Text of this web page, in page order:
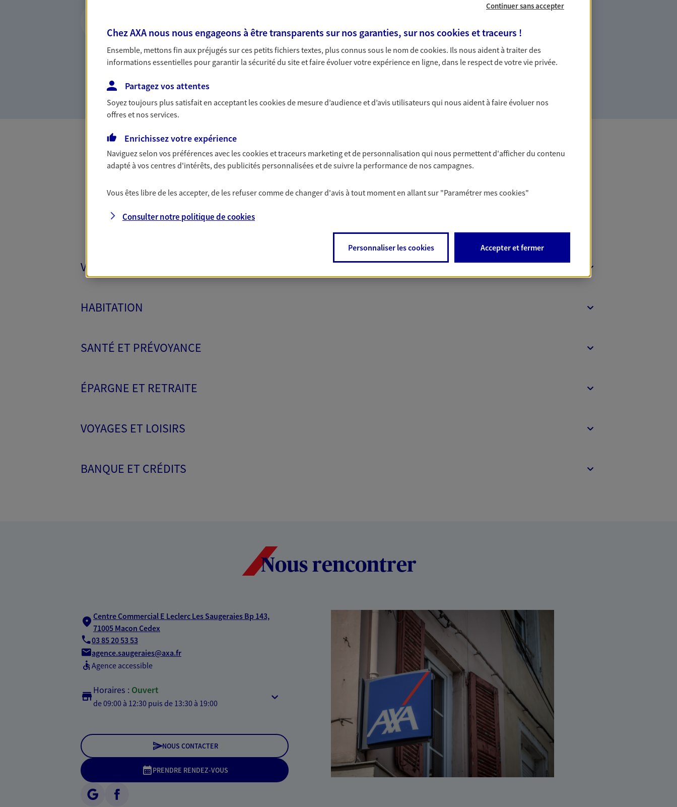
Vous accompagner dans vos projets de vie tout au long de
votre vie, c'est ainsi que nous concevons notre métier : dans
la confiance et la proximité. C'est en apprenant à vous
Accompagner les professionnels et les
entreprises
Comme vous, nous sommes des indépendants. Nous
bâtissons ensemble des solutions cohérentes pour protéger
votre activité, vos collaborateurs... mais aussi vous-même et
Toutes nos offres Assurance & Banque
VÉHICULES
HABITATION
SANTÉ ET PRÉVOYANCE
ÉPARGNE ET RETRAITE
VOYAGES ET LOISIRS
BANQUE ET CRÉDITS
Nous rencontrer
Centre Commercial E Leclerc Les Saugeraies Bp 143,
71005 Macon Cedex
03 85 20 53 53
agence.saugeraies@axa.fr
Agence accessible
Horaires : Ouvert
de 09:00 à 12:30 puis de 13:30 à 19:00
NOUS CONTACTER
PRENDRE RENDEZ-VOUS
Continuer sans accepter
Chez AXA nous nous engageons à être transparents sur nos garanties, sur nos cookies et traceurs !
Ensemble, mettons fin aux préjugés sur ces petits fichiers textes, plus connus sous le nom decookies. Ils nous aident à traiter des
informations essentielles pour garantir la sécurité du site et faire évoluer votre expérience en ligne, dans le respect de votre vie privée.
Partagez vos attentes
Soyez toujours plus satisfait en acceptant lescookiesde mesure d’audience et d’avis utilisateurs qui nous aident à faire évoluer nos
offres et nos services.
Enrichissez votre expérience
Naviguez selon vos préférences avec lescookies et traceurs marketing et de personnalisation qui nous permettent d'afficher du contenu
adapté à vos centres d'intérêts, des publicités personnalisées et de suivre la performance de nos campagnes.
Vous êtes libre de les accepter, de les refuser comme de changer d'avis à tout moment en allant sur "Paramétrer mescookies"
Consulter notre politique decookies
Personnaliser les cookies Accepter et fermer